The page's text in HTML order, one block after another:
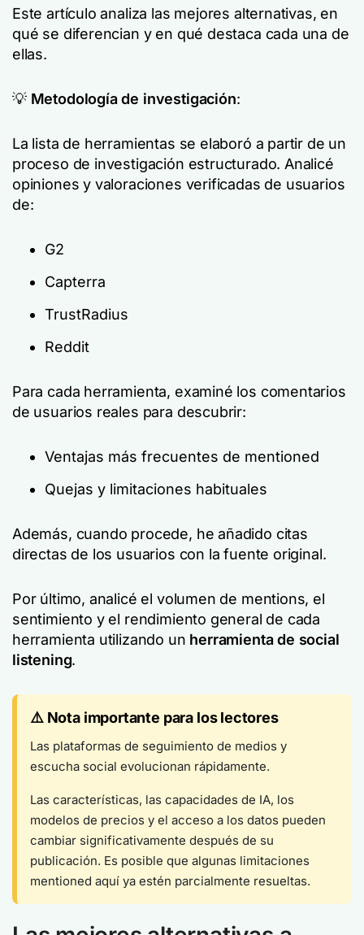
Este artículo analiza las mejores alternativas, en
qué se diferencian y en qué destaca cada una de
ellas.
💡Metodología de investigación:
La lista de herramientas se elaboró a partir de un
proceso de investigación estructurado. Analicé
opiniones y valoraciones verificadas de usuarios
de:
G2
Capterra
TrustRadius
Reddit
Para cada herramienta, examiné los comentarios
de usuarios reales para descubrir:
Ventajas más frecuentes de mentioned
Quejas y limitaciones habituales
Además, cuando procede, he añadido citas
directas de los usuarios con la fuente original.
Por último, analicé el volumen de mentions, el
sentimiento y el rendimiento general de cada
herramienta utilizando un herramienta de social
listening.
⚠️ Nota importante para los lectores
Las plataformas de seguimiento de medios y
escucha social evolucionan rápidamente.
Las características, las capacidades de IA, los
modelos de precios y el acceso a los datos pueden
cambiar significativamente después de su
publicación. Es posible que algunas limitaciones
mentioned aquí ya estén parcialmente resueltas.